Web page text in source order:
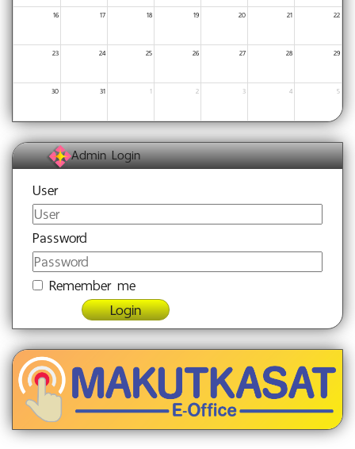
16 17 18 19 20 21 22
23 24 25 26 27 28 29
30 31 1 2 3 4 5
Admin Login
User
Password
Remember me
Login